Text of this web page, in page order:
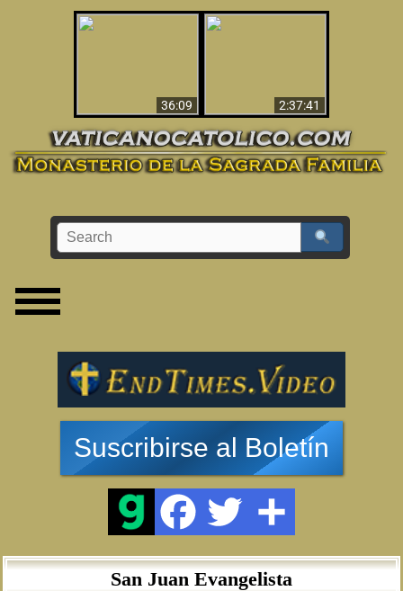
36:09
2:37:41
Suscribirse al Boletín
San Juan Evangelista